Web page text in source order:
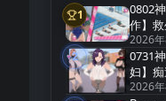
第1名
1
0802
作】
Holic
中无
2026
第2名
2
0731
妇】
ューフ
2026